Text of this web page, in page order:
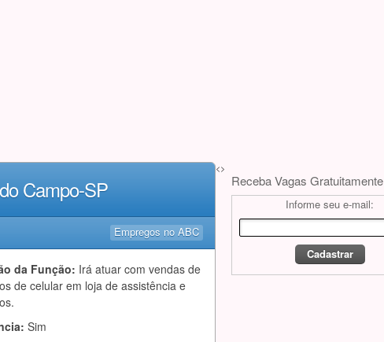
<>
Campo-SP
Empregos no ABC
da Função: Irá atuar com vendas de
de celular em loja de assistência e
Sim
Receba Vagas Gratuitamente
Informe seu e-mail: